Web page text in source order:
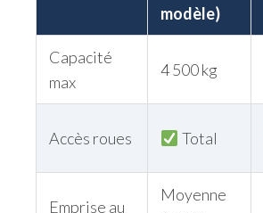
modèle)
Capacité
max
4 500 kg
Accès roues Total
Emprise au
Moyenne